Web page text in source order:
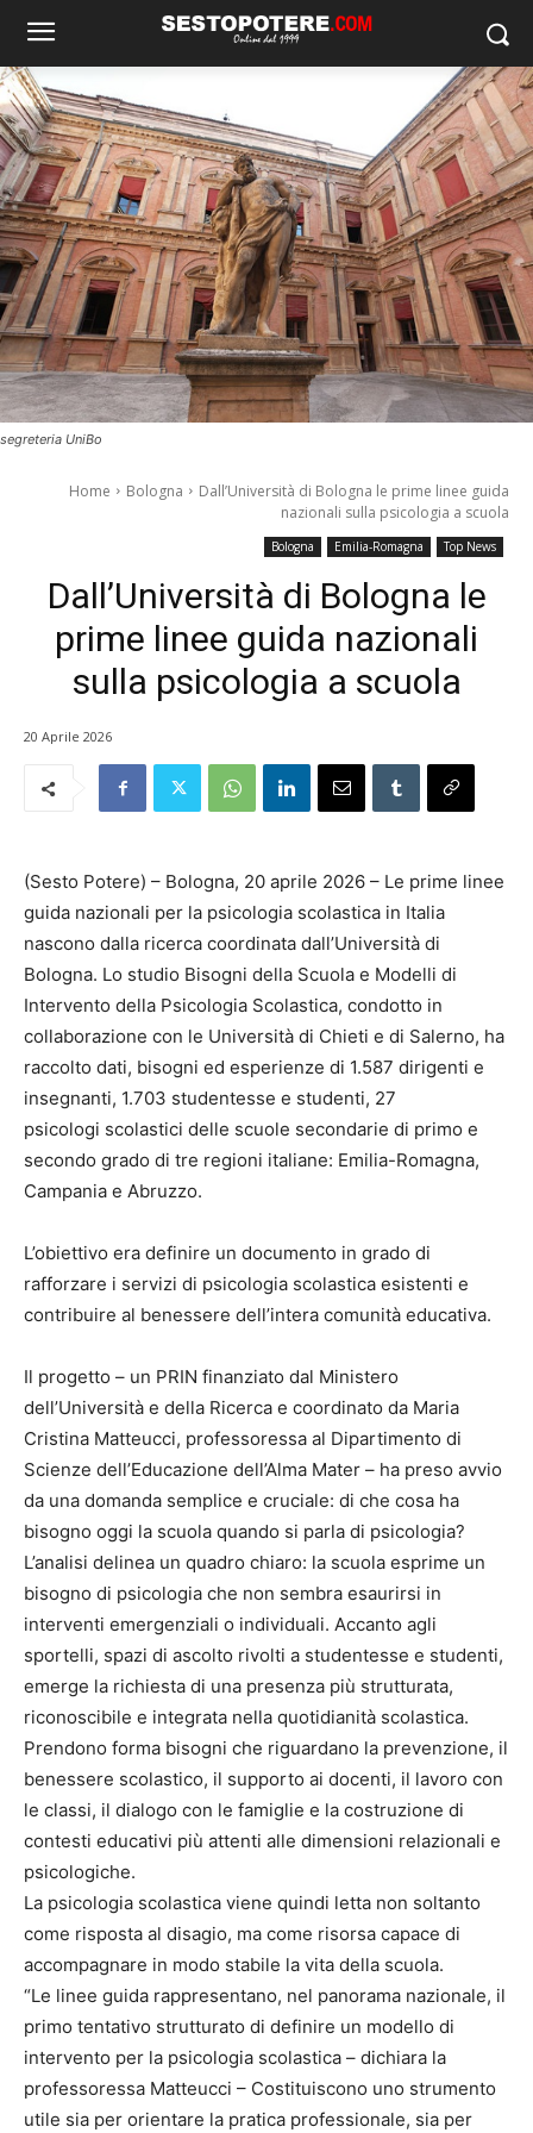
segreteria UniBo
Home Bologna
Dall’Università di Bologna le prime linee guida
nazionali sulla psicologia a scuola
Bologna Emilia-Romagna Top News
Dall’Università di Bologna le
prime linee guida nazionali
sulla psicologia a scuola
20 Aprile 2026
(Sesto Potere) – Bologna, 20 aprile 2026 – Le prime linee
guida nazionali per la psicologia scolastica in Italia
nascono dalla ricerca coordinata dall’Università di
Bologna. Lo studio Bisogni della Scuola e Modelli di
Intervento della Psicologia Scolastica, condotto in
collaborazione con le Università di Chieti e di Salerno, ha
raccolto dati, bisogni ed esperienze di 1.587 dirigenti e
insegnanti, 1.703 studentesse e studenti, 27
psicologi scolastici delle scuole secondarie di primo e
secondo grado di tre regioni italiane: Emilia-Romagna,
Campania e Abruzzo.
L’obiettivo era definire un documento in grado di
rafforzare i servizi di psicologia scolastica esistenti e
contribuire al benessere dell’intera comunità educativa.
Il progetto – un PRIN finanziato dal Ministero
dell’Università e della Ricerca e coordinato da Maria
Cristina Matteucci, professoressa al Dipartimento di
Scienze dell’Educazione dell’Alma Mater – ha preso avvio
da una domanda semplice e cruciale: di che cosa ha
bisogno oggi la scuola quando si parla di psicologia?
L’analisi delinea un quadro chiaro: la scuola esprime un
bisogno di psicologia che non sembra esaurirsi in
interventi emergenziali o individuali. Accanto agli
sportelli, spazi di ascolto rivolti a studentesse e studenti,
emerge la richiesta di una presenza più strutturata,
riconoscibile e integrata nella quotidianità scolastica.
Prendono forma bisogni che riguardano la prevenzione, il
benessere scolastico, il supporto ai docenti, il lavoro con
le classi, il dialogo con le famiglie e la costruzione di
contesti educativi più attenti alle dimensioni relazionali e
psicologiche.
La psicologia scolastica viene quindi letta non soltanto
come risposta al disagio, ma come risorsa capace di
accompagnare in modo stabile la vita della scuola.
“Le linee guida rappresentano, nel panorama nazionale, il
primo tentativo strutturato di definire un modello di
intervento per la psicologia scolastica – dichiara la
professoressa Matteucci – Costituiscono uno strumento
utile sia per orientare la pratica professionale, sia per